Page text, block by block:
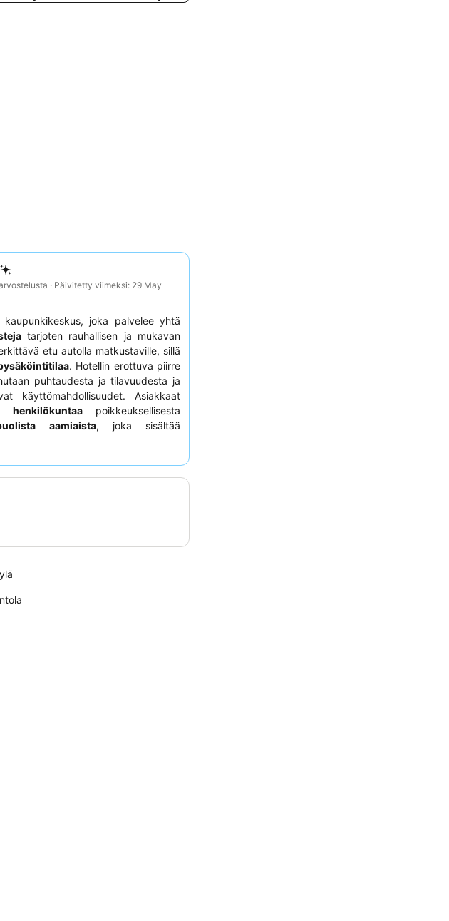
· Päivitetty viimeksi: 29 May
joka palvelee yhtä
tarjoten rauhallisen ja mukavan
etu autolla matkustaville, sillä
. Hotellin erottuva piirre
puhtaudesta ja tilavuudesta ja
käyttömahdollisuudet. Asiakkaat
henkilökuntaa poikkeuksellisesta
aamiaista, joka sisältää
takaamiseksi asiakkaiden